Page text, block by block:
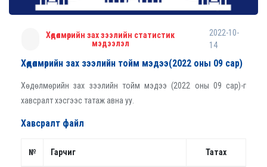
Хөдөлмөрийн зах зээлийн статистик
мэдээлэл
2022-10-
14
Хөдөлмөрийн зах зээлийн тойм мэдээ(2022 оны 09 сар)
Хөдөлмөрийн зах зээлийн тойм мэдээ (2022 оны 09 сар)-г
хавсралт хэсгээс татаж авна уу.
Хавсралт файл
№ Гарчиг Татах